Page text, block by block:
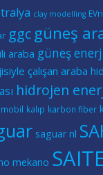
clay modelling
ggc güneş
araba güneş
çalışan araba
hidrojen
kalıp karbon fiber
saguar nl
mekano